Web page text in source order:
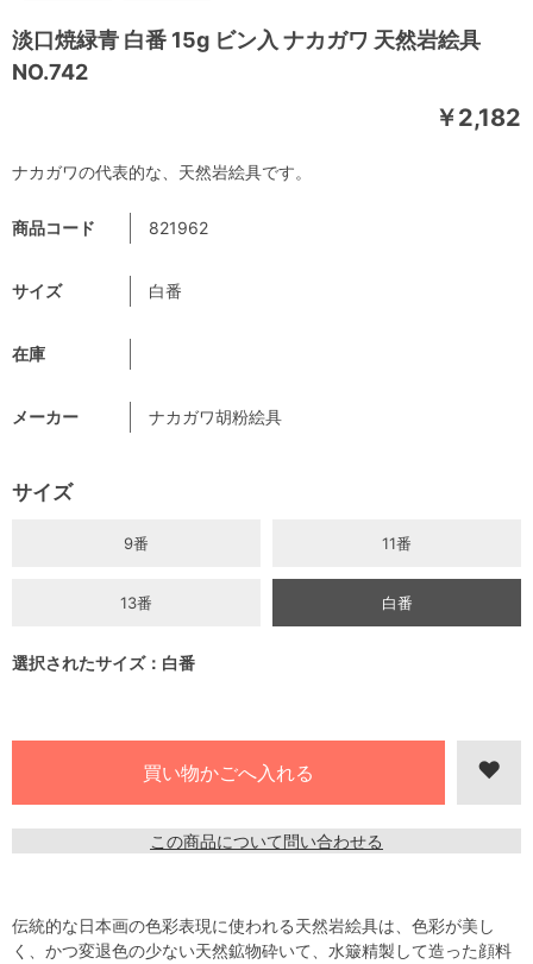
淡口焼緑青 白番 15g ビン入 ナカガワ 天然岩絵具
NO.742
￥2,182
商品コード 821962
サイズ 白番
在庫
メーカー ナカガワ胡粉絵具
サイズ
9番 11番
13番 白番
選択されたサイズ：白番
この商品について問い合わせる
ナカガワの代表的な、天然岩絵具です。
伝統的な日本画の色彩表現に使われる天然岩絵具は、色彩が美し
く、かつ変退色の少ない天然鉱物砕いて、水簸精製して造った顔料